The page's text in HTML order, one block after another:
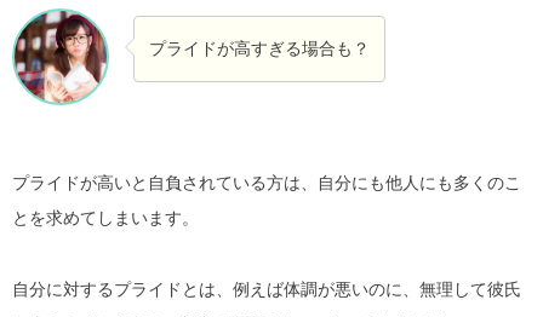
プライドが高すぎる場合も？
プライドが高いと自負されている方は、自分にも他人にも多くのこ
とを求めてしまいます。
自分に対するプライドとは、例えば体調が悪いのに、無理して彼氏